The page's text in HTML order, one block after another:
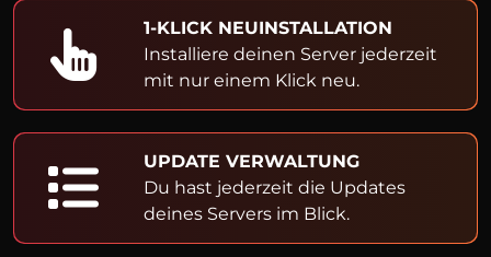
1-KLICK NEUINSTALLATION
Installiere deinen Server jederzeit
mit nur einem Klick neu.
UPDATE VERWALTUNG
Du hast jederzeit die Updates
deines Servers im Blick.